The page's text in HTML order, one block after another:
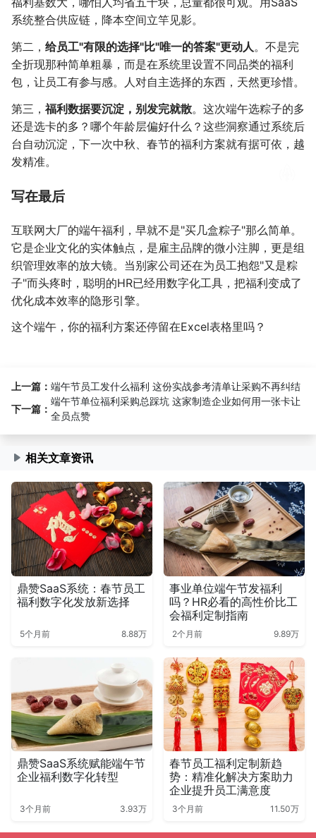
系统整合供应链，降本空间立竿见影。
第二， 给员工"有限的选择"比"唯一的答案"更动人 。不是完
全折现那种简单粗暴，而是在系统里设置不同品类的福利
包，让员工有参与感。人对自主选择的东西，天然更珍惜。
第三， 福利数据要沉淀，别发完就散。这次端午选粽子的多
还是选卡的多？哪个年龄层偏好什么？这些洞察通过系统后
台自动沉淀，下一次中秋、春节的福利方案就有据可依，越
发精准。
写在最后
互联网大厂的端午福利，早就不是"买几盒粽子"那么简单。
它是企业文化的实体触点，是雇主品牌的微小注脚，更是组
织管理效率的放大镜。当别家公司还在为员工抱怨"又是粽
子"而头疼时，聪明的HR已经用数字化工具，把福利变成了
优化成本效率的隐形引擎。
这个端午，你的福利方案还停留在Excel表格里吗？
上一篇： 端午节员工发什么福利 这份实战参考清单让采购不再纠结
下一篇：
端午节单位福利采购总踩坑 这家制造企业如何用一张卡让
全员点赞
相关文章资讯
鼎赞SaaS系统：春节员工
福利数字化发放新选择
5个月前 8.88万
事业单位端午节发福利
吗？HR必看的高性价比工
会福利定制指南
2个月前 9.89万
鼎赞SaaS系统赋能端午节
企业福利数字化转型
3个月前 3.93万
春节员工福利定制新趋
势：精准化解决方案助力
企业提升员工满意度
3个月前 11.50万